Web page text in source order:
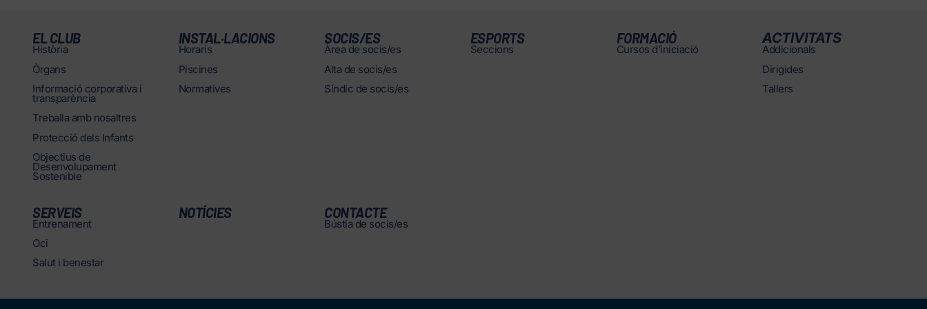
EL CLUB
Història
Òrgans
Informació corporativa i
transparència
Treballa amb nosaltres
Protecció dels Infants
Objectius de
Desenvolupament
Sostenible
INSTAL·LACIONS
Horaris
Piscines
Normatives
SOCIS/ES
Àrea de socis/es
Alta de socis/es
Síndic de socis/es
ESPORTS
Seccions
FORMACIÓ
Cursos d’iniciació
ACTIVITATS
Addicionals
Dirigides
Tallers
SERVEIS
Entrenament
Oci
Salut i benestar
NOTÍCIES CONTACTE
Bústia de socis/es